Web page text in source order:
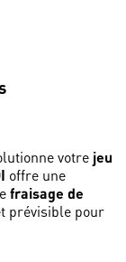
votre jeu
offre une
fraisage de
prévisible pour